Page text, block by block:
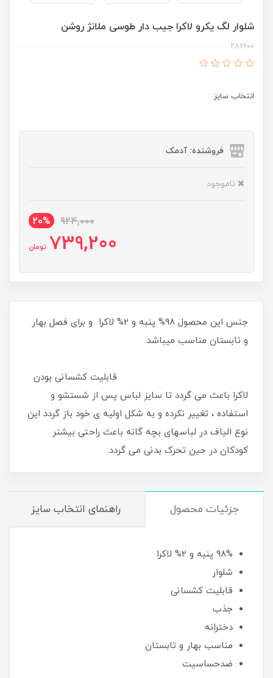
شلوار لگ یکرو لاکرا جیب دار طوسی ملانژ روشن
286600
انتخاب سایز:
فروشنده: آدمک
ناموجود
924,000
20%
739,200 تومان
جنس این محصول 98% پنبه و 2% لاکرا و برای فصل بهار
و تابستان مناسب میباشد.
قابلیت کشسانی بودن
لاکرا باعث می گردد تا سایز لباس پس از شستشو و
استفاده ، تغییر نکرده و به شکل اولیه ی خود باز گردد این
نوع الیاف در لباسهای بچه گانه باعث راحتی بیشتر
کودکان در حین تحرک بدنی می گردد.
جزئیات محصول راهنمای انتخاب سایز
98% پنبه و 2% لاکرا
شلوار
قابلیت کشسانی
جذب
دخترانه
مناسب بهار و تابستان
ضدحساسیت